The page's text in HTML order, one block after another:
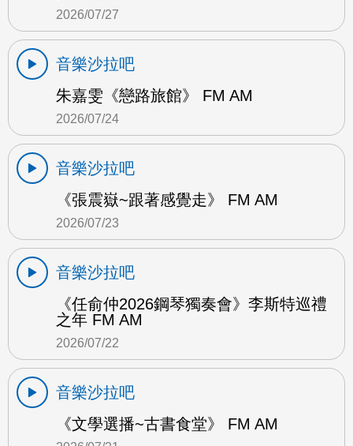
2026/07/27
音樂沙拉吧
朱嘉雯《戀路旅館》 FM AM
2026/07/24
音樂沙拉吧
《張震嶽~跟著感覺走》 FM AM
2026/07/23
音樂沙拉吧
《任俞仲2026鋼琴獨奏會》李斯特巡禮
之年 FM AM
2026/07/22
音樂沙拉吧
《文學選播~古書食堂》 FM AM